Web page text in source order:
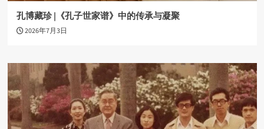
孔博藏珍 |《孔子世家谱》中的传承与凝聚
2026年7月3日